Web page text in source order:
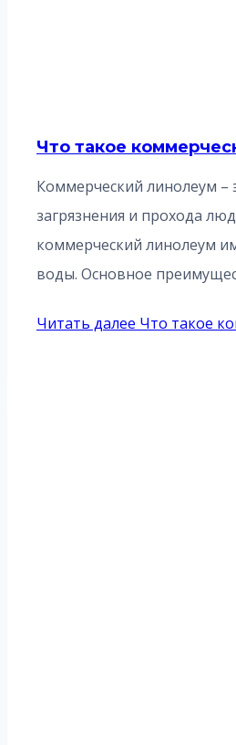
Что такое
Коммерческий линолеум –
загрязнения и прохода
коммерческий линолеум
воды. Основное
Читать далее Что такое